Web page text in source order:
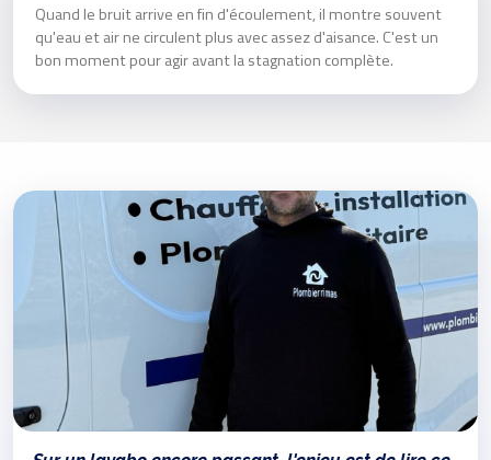
Quand le bruit arrive en fin d'écoulement, il montre souvent
qu'eau et air ne circulent plus avec assez d'aisance. C'est un
bon moment pour agir avant la stagnation complète.